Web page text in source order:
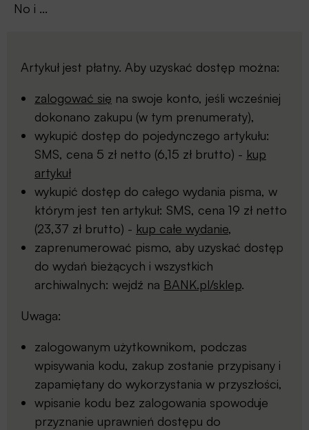
No i ...
Artykuł jest płatny. Aby uzyskać dostęp można:
zalogować się na swoje konto, jeśli wcześniej
dokonano zakupu (w tym prenumeraty),
wykupić dostęp do pojedynczego artykułu:
SMS, cena 5 zł netto (6,15 zł brutto) - kup
artykuł
wykupić dostęp do całego wydania pisma, w
którym jest ten artykuł: SMS, cena 19 zł netto
(23,37 zł brutto) - kup całe wydanie,
zaprenumerować pismo, aby uzyskać dostęp
do wydań bieżących i wszystkich
archiwalnych: wejdź na BANK.pl/sklep.
Uwaga:
zalogowanym użytkownikom, podczas
wpisywania kodu, zakup zostanie przypisany i
zapamiętany do wykorzystania w przyszłości,
wpisanie kodu bez zalogowania spowoduje
przyznanie uprawnień dostępu do